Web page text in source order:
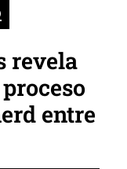
revela
entre